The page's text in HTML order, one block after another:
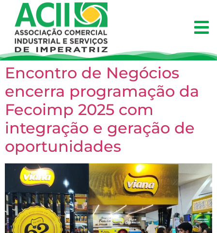
Encontro de Negócios
encerra programação da
Fecoimp 2025 com
integração e geração de
oportunidades